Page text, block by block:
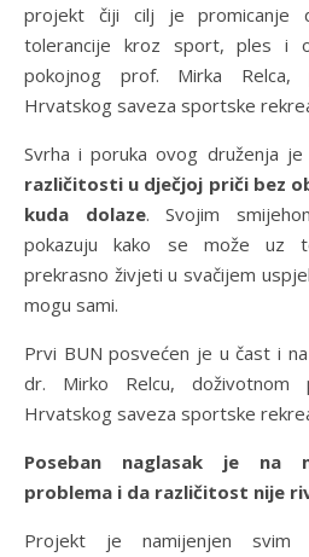
projekt čiji cilj je promicanje
tolerancije kroz sport, ples i
pokojnog prof. Mirka Relca,
Hrvatskog saveza sportske
Svrha i poruka ovog druženja je
različitosti u dječjoj priči bez
kuda dolaze. Svojim
pokazuju kako se može uz
prekrasno živjeti u svačijem
mogu sami.
Prvi BUN posvećen je u čast i
dr. Mirko Relcu, doživotnom
Hrvatskog saveza sportske
Poseban naglasak je na
problema i da različitost nije
Projekt je namijenjen svim